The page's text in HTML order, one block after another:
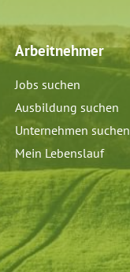
Arbeitnehmer
Jobs suchen
Ausbildung suchen
Unternehmen suchen
Mein Lebenslauf